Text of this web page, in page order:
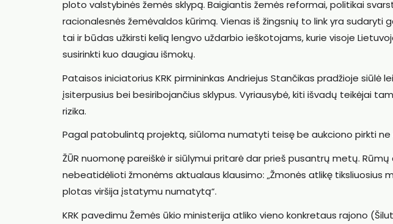
ploto valstybinės žemės sklypą. Baigiantis žemės reformai, politikai
racionalesnės žemėvaldos kūrimą. Vienas iš žingsnių to link yra sudaryti
tai ir būdas užkirsti kelią lengvo uždarbio ieškotojams, kurie visoje
susirinkti kuo daugiau išmokų.
Pataisos iniciatorius KRK pirmininkas Andriejus Stančikas pradžioje siūlė
įsiterpusius bei besiribojančius sklypus. Vyriausybė, kiti išvadų teikėjai
rizika.
Pagal patobulintą projektą, siūloma numatyti teisę be aukciono pirkti
ŽŪR nuomonę pareiškė ir siūlymui pritarė dar prieš pusantrų metų. Rūmų
nebeatidėlioti žmonėms aktualaus klausimo: „Žmonės atlikę tiksliuosius
plotas viršija įstatymu numatytą“.
KRK pavedimu Žemės ūkio ministerija atliko vieno konkretaus rajono